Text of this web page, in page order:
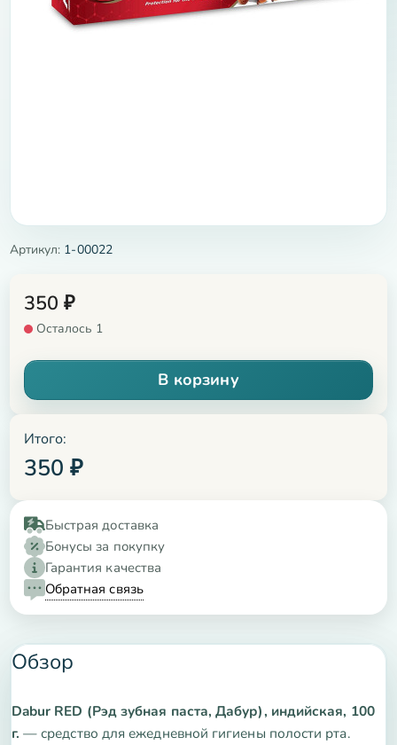
Артикул: 1-00022
350 ₽
Осталось 1
В корзину
Итого:
350 ₽
Быстрая доставка
Бонусы за покупку
Гарантия качества
Обратная связь
Обзор
Dabur RED (Рэд зубная паста, Дабур), индийская, 100
г. — средство для ежедневной гигиены полости рта.